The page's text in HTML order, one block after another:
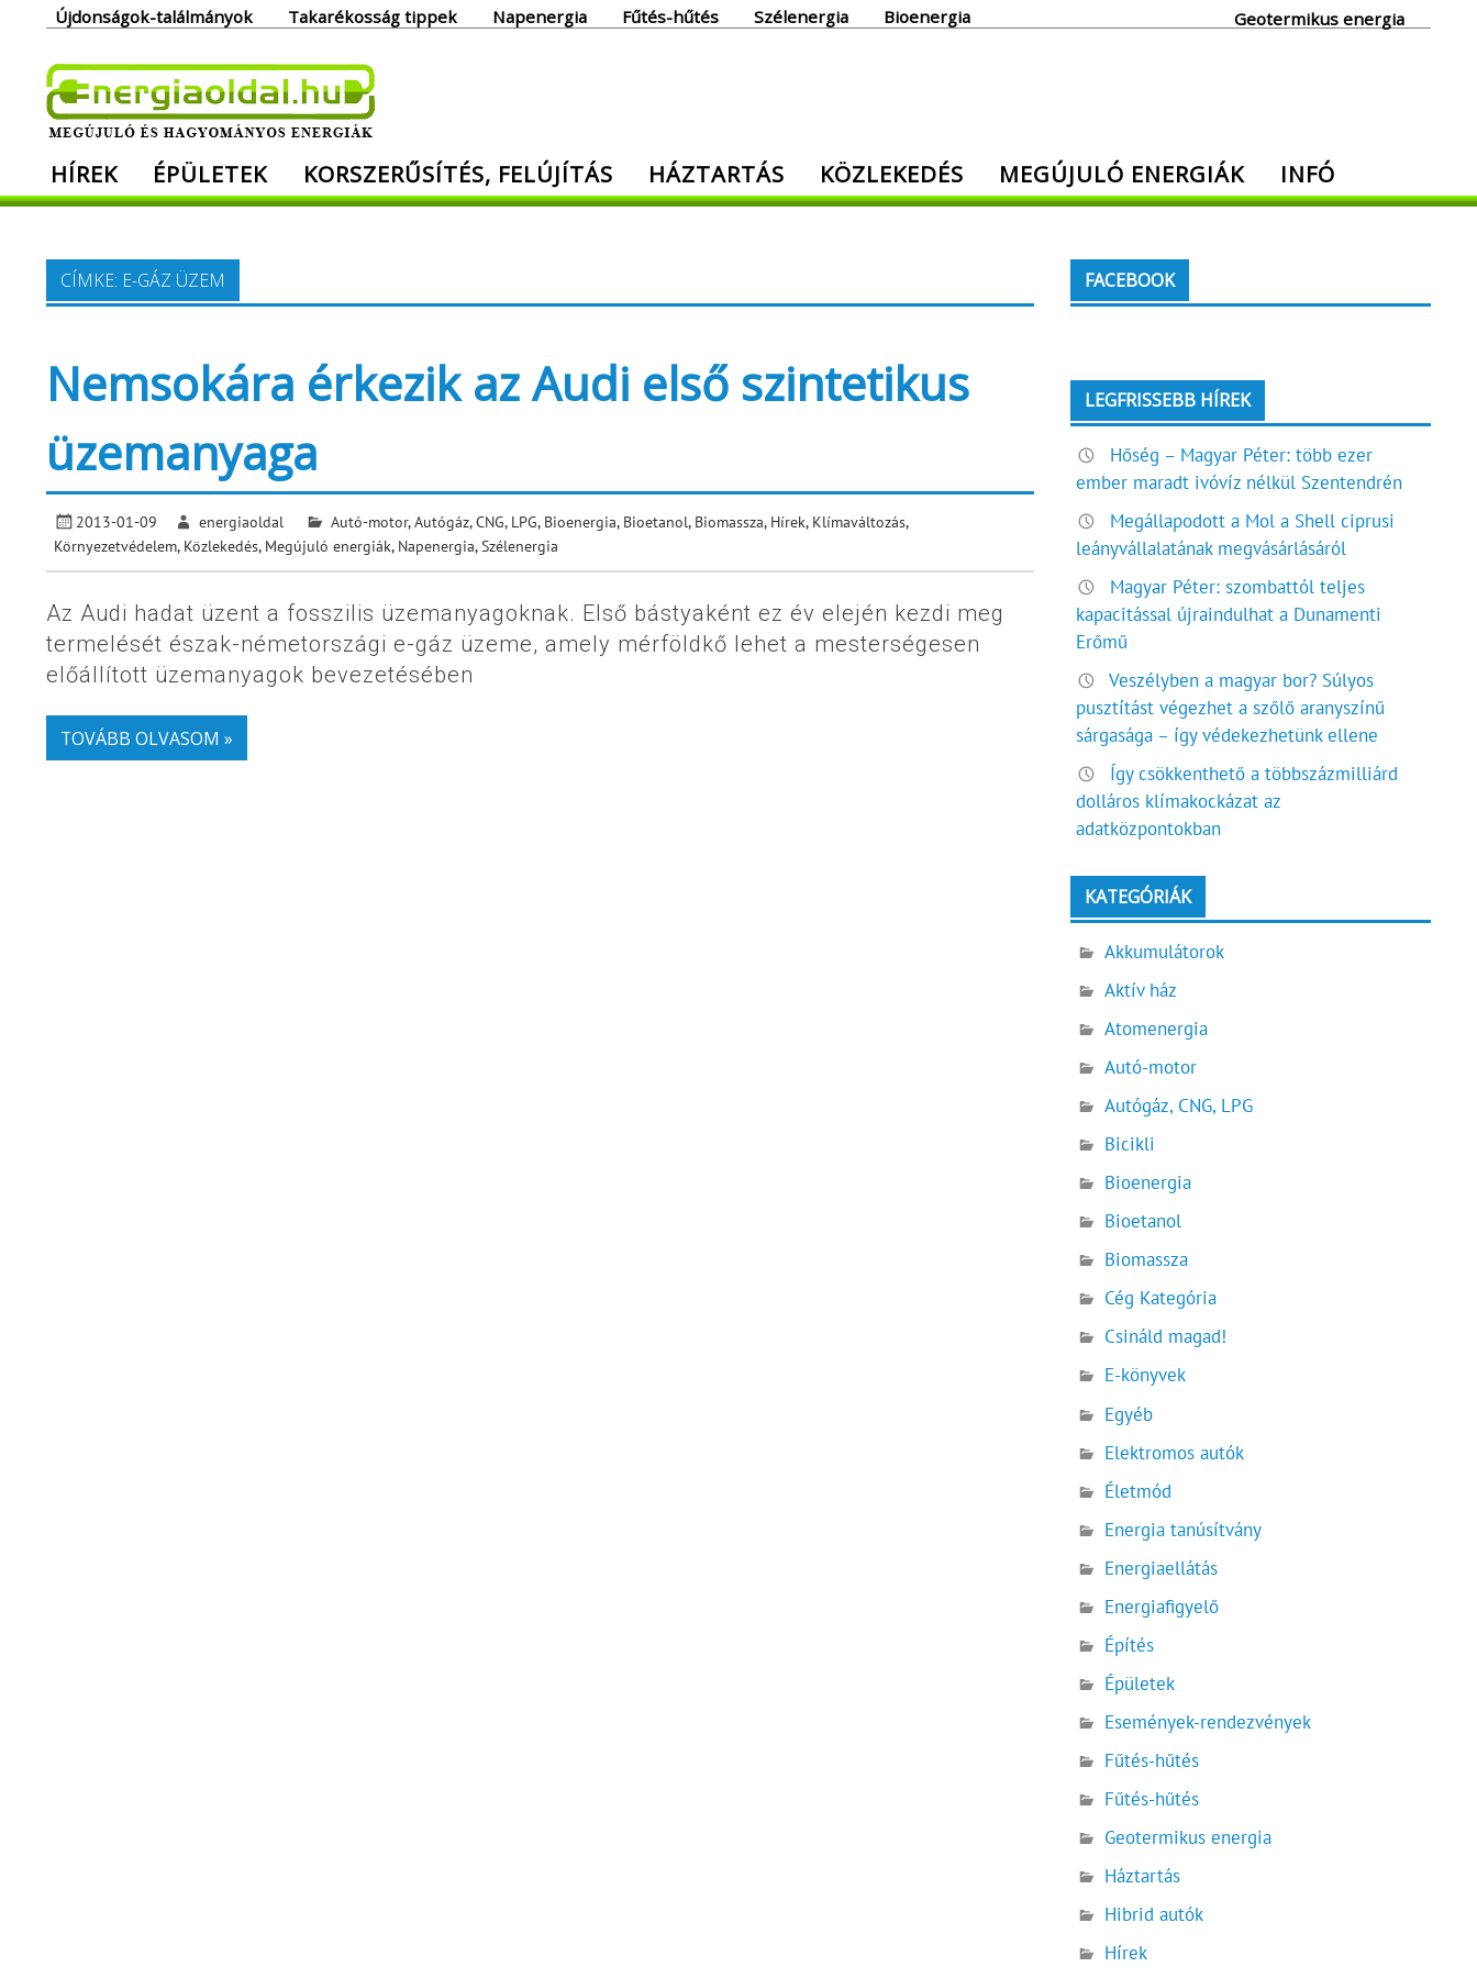
Újdonságok-találmányok Takarékosság tippek Napenergia Fűtés-hűtés Szélenergia Bioenergia Geotermikus energia
Megújuló és hagyományos energiák. Minden, ami energia!
HÍREK ÉPÜLETEK KORSZERŰSÍTÉS, FELÚJÍTÁS HÁZTARTÁS KÖZLEKEDÉS MEGÚJULÓ ENERGIÁK INFÓ
CÍMKE: E-GÁZ ÜZEM
Nemsokára érkezik az Audi első szintetikus
üzemanyaga
2013-01-09 energiaoldal Autó-motor,Autógáz, CNG, LPG, Bioenergia, Bioetanol, Biomassza, Hírek, Klímaváltozás,
Környezetvédelem, Közlekedés, Megújuló energiák, Napenergia,Szélenergia
Az Audi hadat üzent a fosszilis üzemanyagoknak. Első bástyaként ez év elején kezdi meg
termelését észak-németországi e-gáz üzeme, amely mérföldkő lehet a mesterségesen
előállított üzemanyagok bevezetésében
TOVÁBB OLVASOM »
FACEBOOK
LEGFRISSEBB HÍREK
Hőség – Magyar Péter: több ezer
ember maradt ivóvíz nélkül Szentendrén
Megállapodott a Mol a Shell ciprusi
leányvállalatának megvásárlásáról
Magyar Péter: szombattól teljes
kapacitással újraindulhat a Dunamenti
Erőmű
Veszélyben a magyar bor? Súlyos
pusztítást végezhet a szőlő aranyszínű
sárgasága – így védekezhetünk ellene
Így csökkenthető a többszázmilliárd
dolláros klímakockázat az
adatközpontokban
KATEGÓRIÁK
Akkumulátorok
Aktív ház
Atomenergia
Autó-motor
Autógáz, CNG, LPG
Bicikli
Bioenergia
Bioetanol
Biomassza
Cég Kategória
Csináld magad!
E-könyvek
Egyéb
Elektromos autók
Életmód
Energia tanúsítvány
Energiaellátás
Energiafigyelő
Építés
Épületek
Események-rendezvények
Fűtés-hűtés
Fűtés-hűtés
Geotermikus energia
Háztartás
Hibrid autók
Hírek